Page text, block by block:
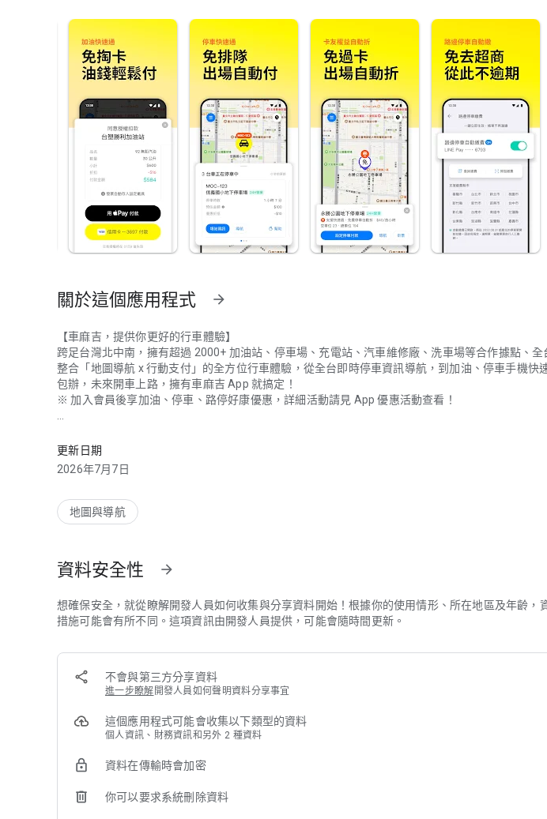
關於這個應用程式 arrow_forward
【車麻吉，提供你更好的行車體驗】
跨足台灣北中南，擁有超過 2000+ 加油站、停車場、充電站、汽車維修廠、洗車場等合作據點、全
整合「地圖導航 x 行動支付」的全方位行車體驗，從全台即時停車資訊導航，到加油、停車手機快
包辦，未來開車上路，擁有車麻吉 App 就搞定！
※ 加入會員後享加油、停車、路停好康優惠，詳細活動請見 App 優惠活動查看！
• 加油免帶錢包，一隻手機全部搞定
• 無接觸付款，加油快速通首推
• 每週油價公告漲跌報你知
◎ 全台路邊停車費、繳費免出門:blue_car:
• 一鍵開啟自動繳費
※ 支援台北、新北、台中、台南、高雄、基隆、新竹縣市、彰化、苗栗、花蓮、台東... 等全台 15
※ 註：桃園市僅提供查詢、掃碼繳費
◎ 停車場自動付款、免持卡免繳費機:oncoming_automobile:
• 車牌辨識進場免取票
• App 查看時數及預估費用
• 免排繳費機出場即扣款
• 扣款即時通知及完整帳務顯示
※ 支援超過全台 1000+ 停車場（包含台北市公有場）持續新增中！
◎ 即時找停位、最新信用卡優惠:mag_right:
• 卡友市區停車優惠查詢
更新日期
2026年7月7日
地圖與導航
資料安全性 arrow_forward
想確保安全，就從瞭解開發人員如何收集與分享資料開始！根據你的使用情形、所在地區及年齡，
措施可能會有所不同。這項資訊由開發人員提供，可能會隨時間更新。
不會與第三方分享資料
進一步瞭解 開發人員如何聲明資料分享事宜
這個應用程式可能會收集以下類型的資料
個人資訊、財務資訊和另外 2 種資料
資料在傳輸時會加密
你可以要求系統刪除資料